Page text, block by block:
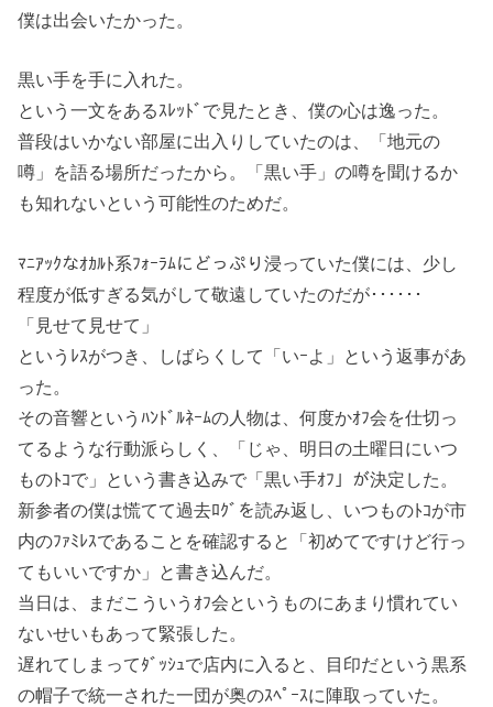
僕は出会いたかった。
黒い手を手に入れた。
という一文をあるｽﾚｯﾄﾞで見たとき、僕の心は逸った。
普段はいかない部屋に出入りしていたのは、「地元の
噂」を語る場所だったから。「黒い手」の噂を聞けるか
も知れないという可能性のためだ。
ﾏﾆｱｯｸなｵｶﾙﾄ系ﾌｫｰﾗﾑにどっぷり浸っていた僕には、少し
程度が低すぎる気がして敬遠していたのだが･･････
「見せて見せて」
というﾚｽがつき、しばらくして「いｰよ」という返事があ
った。
その音響というﾊﾝﾄﾞﾙﾈｰﾑの人物は、何度かｵﾌ会を仕切っ
てるような行動派らしく、「じゃ、明日の土曜日にいつ
ものﾄｺで」という書き込みで「黒い手ｵﾌ」が決定した。
新参者の僕は慌てて過去ﾛｸﾞを読み返し、いつものﾄｺが市
内のﾌｧﾐﾚｽであることを確認すると「初めてですけど行っ
てもいいですか」と書き込んだ。
当日は、まだこういうｵﾌ会というものにあまり慣れてい
ないせいもあって緊張した。
遅れてしまってﾀﾞｯｼｭで店内に入ると、目印だという黒系
の帽子で統一された一団が奥のｽﾍﾟｰｽに陣取っていた。